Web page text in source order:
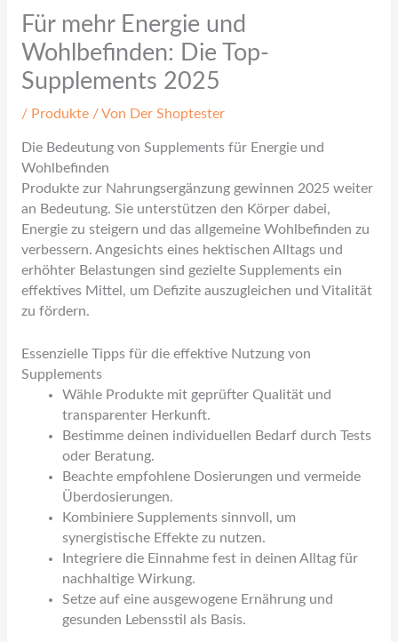
Für mehr Energie und
Wohlbefinden: Die Top-
Supplements 2025
/ Produkte/ Von Der Shoptester
Die Bedeutung von Supplements für Energie und
Wohlbefinden
Produkte zur Nahrungsergänzung gewinnen 2025 weiter
an Bedeutung. Sie unterstützen den Körper dabei,
Energie zu steigern und das allgemeine Wohlbefinden zu
verbessern. Angesichts eines hektischen Alltags und
erhöhter Belastungen sind gezielte Supplements ein
effektives Mittel, um Defizite auszugleichen und Vitalität
zu fördern.
Essenzielle Tipps für die effektive Nutzung von
Supplements
Wähle Produkte mit geprüfter Qualität und
transparenter Herkunft.
Bestimme deinen individuellen Bedarf durch Tests
oder Beratung.
Beachte empfohlene Dosierungen und vermeide
Überdosierungen.
Kombiniere Supplements sinnvoll, um
synergistische Effekte zu nutzen.
Integriere die Einnahme fest in deinen Alltag für
nachhaltige Wirkung.
Setze auf eine ausgewogene Ernährung und
gesunden Lebensstil als Basis.